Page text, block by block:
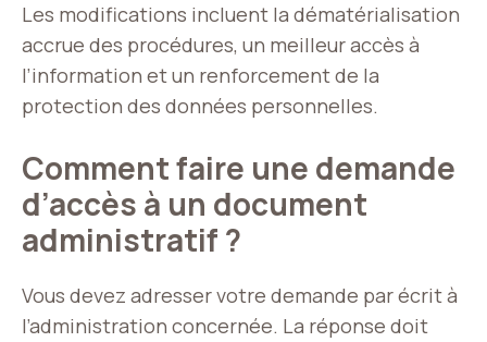
Les modifications incluent la dématérialisation
accrue des procédures, un meilleur accès à
l’information et un renforcement de la
protection des données personnelles.
Comment faire une demande
d’accès à un document
administratif ?
Vous devez adresser votre demande par écrit à
l’administration concernée. La réponse doit